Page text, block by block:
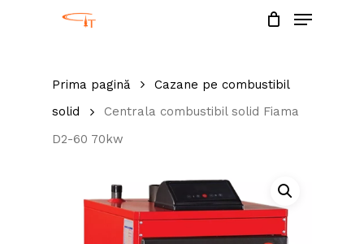
Menu
Prima pagină
Cazane pe combustibil
solid
Centrala combustibil solid Fiama
D2-60 70kw